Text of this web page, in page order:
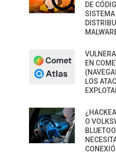
DE
SISTEMA
EN
LOS
O